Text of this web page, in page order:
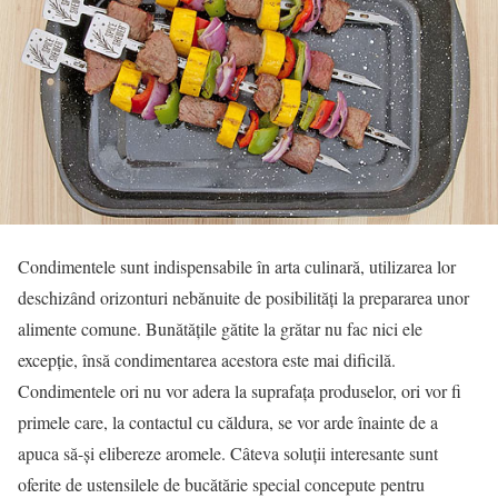
Condimentele sunt indispensabile în arta culinară, utilizarea lor
deschizând orizonturi nebănuite de posibilităţi la prepararea unor
alimente comune. Bunătăţile gătite la grătar nu fac nici ele
excepţie, însă condimentarea acestora este mai dificilă.
Condimentele ori nu vor adera la suprafaţa produselor, ori vor fi
primele care, la contactul cu căldura, se vor arde înainte de a
apuca să-şi elibereze aromele. Câteva soluţii interesante sunt
oferite de ustensilele de bucătărie special concepute pentru